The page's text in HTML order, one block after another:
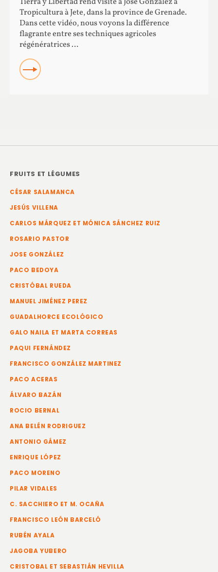
Tropicultura à Jete, dans la province de Grenade.
Dans cette vidéo, nous voyons la différence
flagrante entre ses techniques agricoles
régénératrices …
Read more about La différence entre les vergers
régénératifs et conventionnels
FRUITS ET LÉGUMES
CÉSAR SALAMANCA
JESÚS VILLENA
CARLOS MÁRQUEZ ET MÓNICA SÁNCHEZ RUIZ
ROSARIO PASTOR
JOSE GONZÁLEZ
PACO BEDOYA
CRISTÓBAL RUEDA
MANUEL JIMÉNEZ PEREZ
GUADALHORCE ECOLÓGICO
GALO NAILA ET MARTA CORREAS
PAQUI FERNÁNDEZ
FRANCISCO GONZÁLEZ MARTINEZ
PACO ACERAS
ÁLVARO BAZÁN
ROCIO BERNAL
ANA BELÉN RODRIGUEZ
ANTONIO GÁMEZ
ENRIQUE LÓPEZ
PACO MORENO
PILAR VIDALES
C. SACCHIERO ET M. OCAÑA
FRANCISCO LEÓN BARCELÓ
RUBÉN AYALA
JAGOBA YUBERO
CRISTOBAL ET SEBASTIÁN HEVILLA